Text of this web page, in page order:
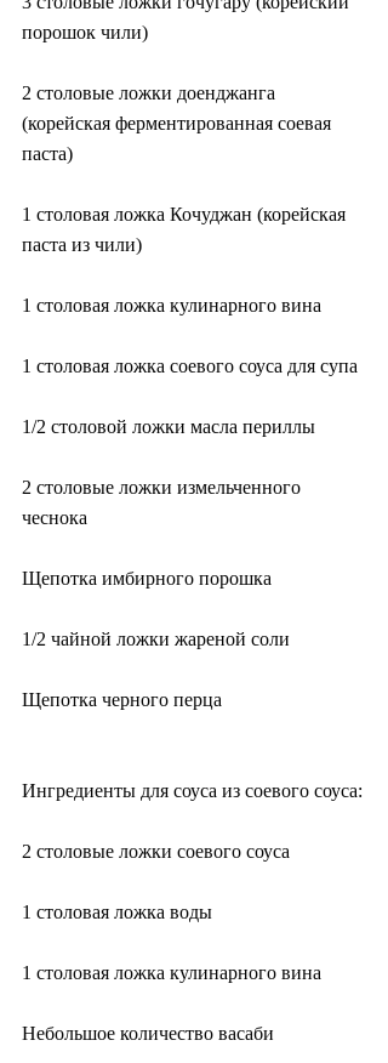
порошок чили)
2 столовые ложки доенджанга
(корейская ферментированная соевая
паста)
1 столовая ложка Кочуджан (корейская
паста из чили)
1 столовая ложка кулинарного вина
1 столовая ложка соевого соуса для супа
1/2 столовой ложки масла периллы
2 столовые ложки измельченного
чеснока
Щепотка имбирного порошка
1/2 чайной ложки жареной соли
Щепотка черного перца
Ингредиенты для соуса из соевого соуса:
2 столовые ложки соевого соуса
1 столовая ложка воды
1 столовая ложка кулинарного вина
Небольшое количество васаби